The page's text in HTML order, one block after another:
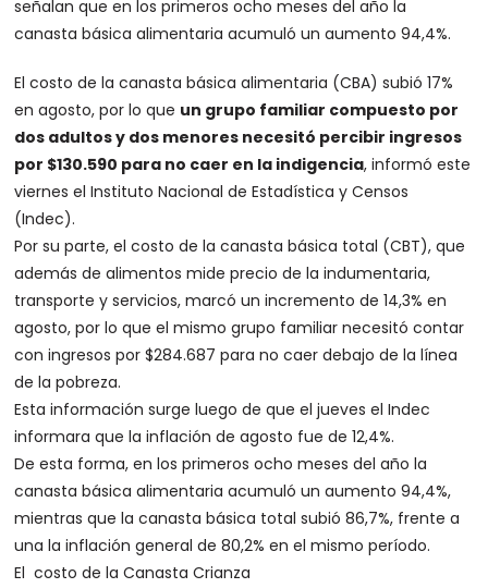
señalan que en los primeros ocho meses del año la
canasta básica alimentaria acumuló un aumento 94,4%.
El costo de la canasta básica alimentaria (CBA) subió 17%
en agosto, por lo que un grupo familiar compuesto por
dos adultos y dos menores necesitó percibir ingresos
por $130.590 para no caer en la indigencia, informó este
viernes el Instituto Nacional de Estadística y Censos
(Indec).
Por su parte, el costo de la canasta básica total (CBT), que
además de alimentos mide precio de la indumentaria,
transporte y servicios, marcó un incremento de 14,3% en
agosto, por lo que el mismo grupo familiar necesitó contar
con ingresos por $284.687 para no caer debajo de la línea
de la pobreza.
Esta información surge luego de que el jueves el Indec
informara que la inflación de agosto fue de 12,4%.
De esta forma, en los primeros ocho meses del año la
canasta básica alimentaria acumuló un aumento 94,4%,
mientras que la canasta básica total subió 86,7%, frente a
una la inflación general de 80,2% en el mismo período.
El costo de la Canasta Crianza